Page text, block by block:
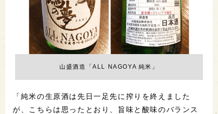
山盛酒造「ALL NAGOYA 純米」
「純米の生原酒は先日一足先に搾りを終えました
が、こちらは思ったとおり、旨味と酸味のバランス